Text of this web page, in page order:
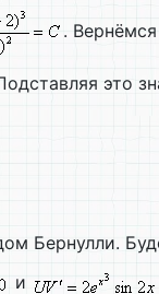
.
это
Бернулли.
и